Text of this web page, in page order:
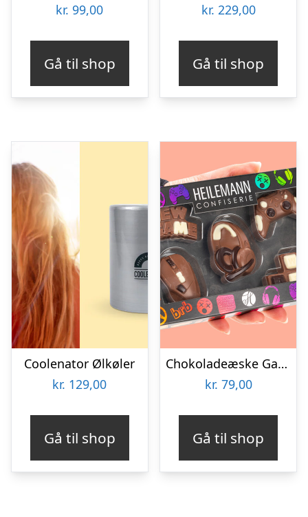
kr. 99,00
Gå til shop
kr. 229,00
Gå til shop
Coolenator Ølkøler
kr. 129,00
Gå til shop
Chokoladeæske Gaming
kr. 79,00
Gå til shop